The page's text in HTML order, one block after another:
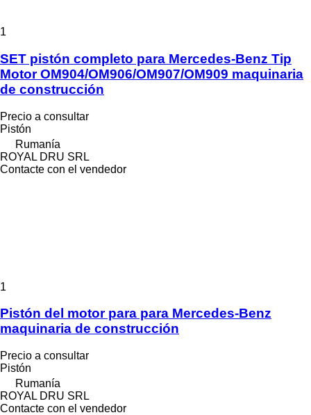
1
SET pistón completo para Mercedes-Benz Tip
Motor OM904/OM906/OM907/OM909 maquinaria
de construcción
Precio a consultar
Pistón
Rumanía
ROYAL DRU SRL
Contacte con el vendedor
1
Pistón del motor para para Mercedes-Benz
maquinaria de construcción
Precio a consultar
Pistón
Rumanía
ROYAL DRU SRL
Contacte con el vendedor